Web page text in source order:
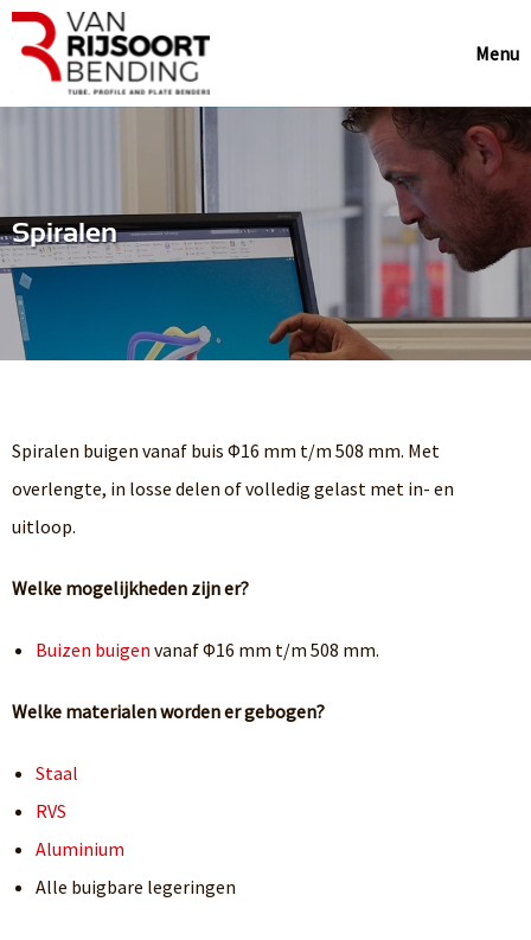
Menu
Spiralen
Spiralen buigen vanaf buis Φ16 mm t/m 508 mm. Met
overlengte, in losse delen of volledig gelast met in- en
uitloop.
Welke mogelijkheden zijn er?
Buizen buigen vanaf Φ16 mm t/m 508 mm.
Welke materialen worden er gebogen?
Staal
RVS
Aluminium
Alle buigbare legeringen